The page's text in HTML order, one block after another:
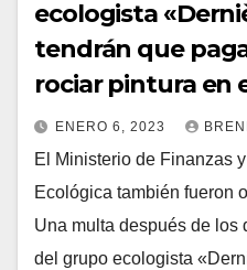
ecologista
tendrán que
rociar pintura en
ENERO 6, 2023
El Ministerio de Finanzas
Ecológica también fueron
Una multa después de los
del grupo ecologista